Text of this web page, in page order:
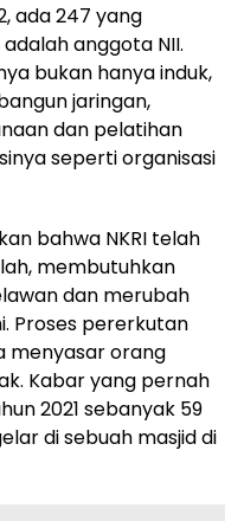
ada 247 yang
anggota NII.
bukan hanya induk,
jaringan,
dan pelatihan
seperti organisasi
bahwa NKRI telah
membutuhkan
dan merubah
Proses pererkutan
menyasar orang
Kabar yang pernah
2021 sebanyak 59
di sebuah masjid di